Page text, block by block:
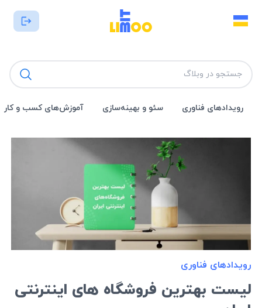
رویداد‌های فناوری سئو و بهینه‌سازی آموزش‌های کسب و کار
رویداد‌های فناوری
لیست بهترین فروشگاه های اینترنتی